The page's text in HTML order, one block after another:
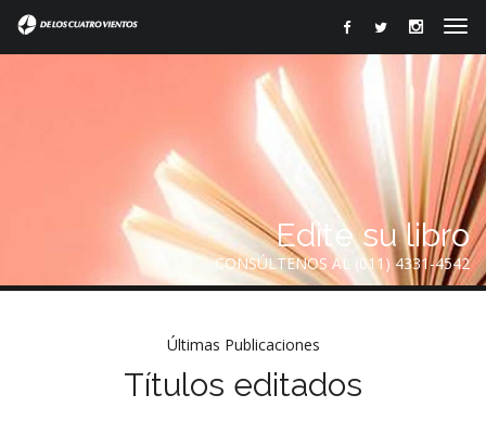
Edite su libro
CONSÚLTENOS AL (011) 4331-4542
Últimas Publicaciones
Títulos editados